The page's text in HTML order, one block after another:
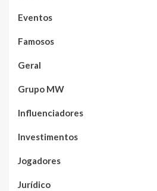
Eventos
Famosos
Geral
Grupo MW
Influenciadores
Investimentos
Jogadores
Jurídico